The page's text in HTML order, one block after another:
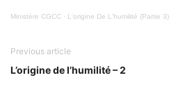
Ministère CGCC · L'origine De L'humilité (Partie 3)
Previous article
L’origine de l’humilité – 2